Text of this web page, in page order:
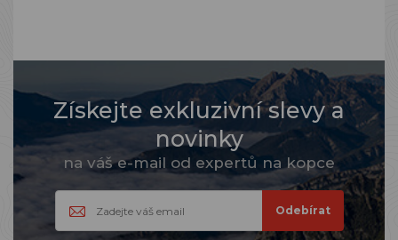
Získejte exkluzivní slevy a
novinky
na váš e-mail od expertů na kopce